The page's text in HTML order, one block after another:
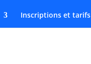
Inscriptions et tarifs